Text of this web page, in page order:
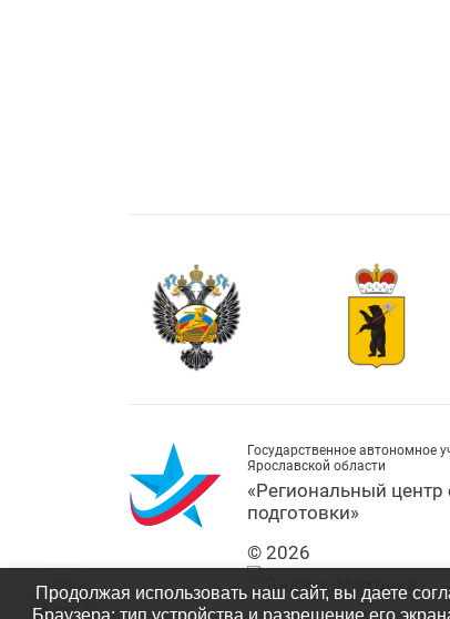
Государственное автономное
Ярославской области
«Региональный центр
подготовки»
© 2026
Продолжая использовать наш сайт, вы даете
Браузера; тип устройства и разрешение его